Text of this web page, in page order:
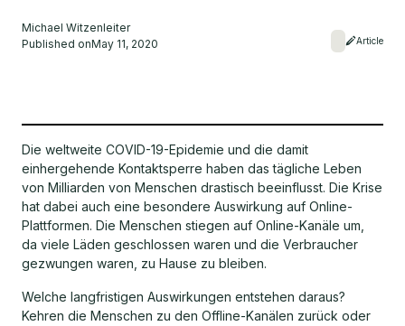
Michael Witzenleiter
Published onMay 11, 2020 Article
Die weltweite COVID-19-Epidemie und die damit
einhergehende Kontaktsperre haben das tägliche Leben
von Milliarden von Menschen drastisch beeinflusst. Die Krise
hat dabei auch eine besondere Auswirkung auf Online-
Plattformen. Die Menschen stiegen auf Online-Kanäle um,
da viele Läden geschlossen waren und die Verbraucher
gezwungen waren, zu Hause zu bleiben.
Welche langfristigen Auswirkungen entstehen daraus?
Kehren die Menschen zu den Offline-Kanälen zurück oder